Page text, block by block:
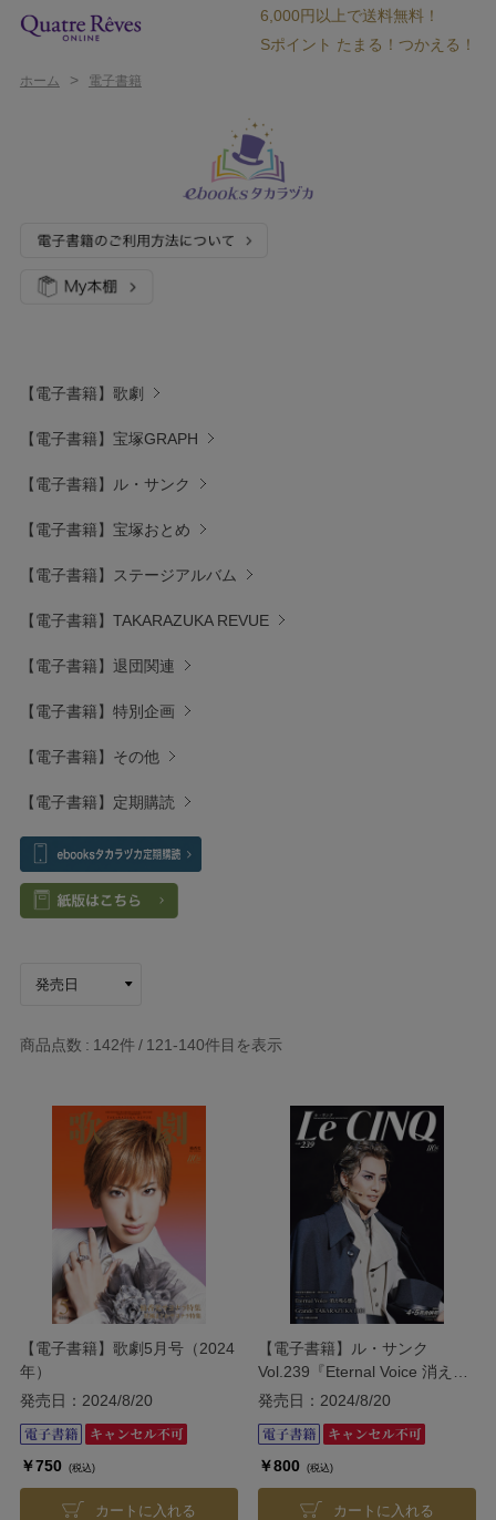
6,000円以上で送料無料！
Sポイント たまる！つかえる！
ホーム > 電子書籍
【電子書籍】歌劇
【電子書籍】宝塚GRAPH
【電子書籍】ル・サンク
【電子書籍】宝塚おとめ
【電子書籍】ステージアルバム
【電子書籍】TAKARAZUKA REVUE
【電子書籍】退団関連
【電子書籍】特別企画
【電子書籍】その他
【電子書籍】定期購読
商品点数 142件 121-140件目を表示
【電子書籍】歌劇5月号（2024
年）
発売日：2024/8/20
￥750 (税込)
カートに入れる
【電子書籍】ル・サンク
Vol.239『Eternal Voice 消え残
る想い』『Grande
発売日：2024/8/20
￥800 (税込)
カートに入れる